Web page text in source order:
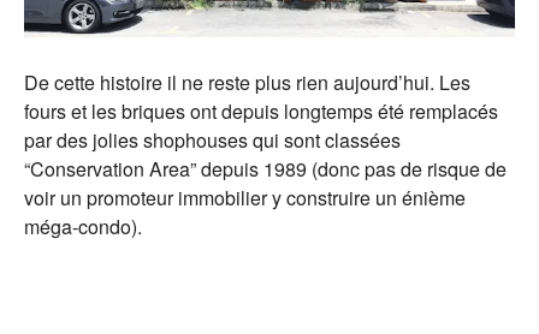
De cette histoire il ne reste plus rien aujourd’hui. Les
fours et les briques ont depuis longtemps été remplacés
par des jolies shophouses qui sont classées
“Conservation Area” depuis 1989 (donc pas de risque de
voir un promoteur immobilier y construire un énième
méga-condo).